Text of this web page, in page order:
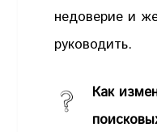
недоверие и
руководить.
Как